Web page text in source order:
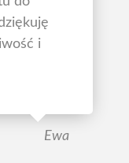
i
Ewa